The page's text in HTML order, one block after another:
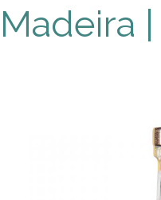
Madeira
Sherry